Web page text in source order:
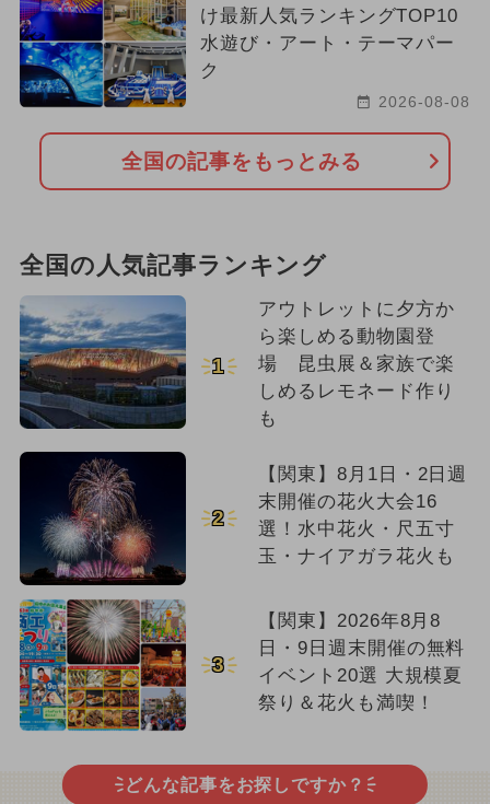
け最新人気ランキングTOP10
水遊び・アート・テーマパー
ク
2026-08-08
全国の記事をもっとみる
全国の人気記事ランキング
1
アウトレットに夕方か
ら楽しめる動物園登
場 昆虫展＆家族で楽
しめるレモネード作り
も
2
【関東】8月1日・2日週
末開催の花火大会16
選！水中花火・尺五寸
玉・ナイアガラ花火も
3
【関東】2026年8月8
日・9日週末開催の無料
イベント20選 大規模夏
祭り＆花火も満喫！
どんな記事をお探しですか？